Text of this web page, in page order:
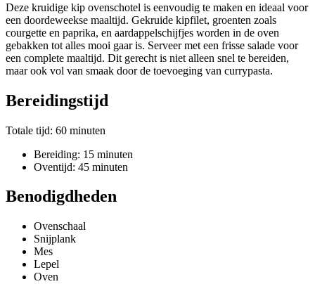
Deze kruidige kip ovenschotel is eenvoudig te maken en ideaal voor
een doordeweekse maaltijd. Gekruide kipfilet, groenten zoals
courgette en paprika, en aardappelschijfjes worden in de oven
gebakken tot alles mooi gaar is. Serveer met een frisse salade voor
een complete maaltijd. Dit gerecht is niet alleen snel te bereiden,
maar ook vol van smaak door de toevoeging van currypasta.
Bereidingstijd
Totale tijd: 60 minuten
Bereiding: 15 minuten
Oventijd: 45 minuten
Benodigdheden
Ovenschaal
Snijplank
Mes
Lepel
Oven